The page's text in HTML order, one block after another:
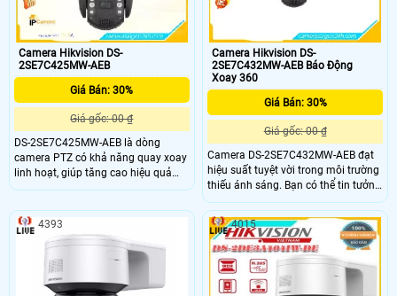
Camera Hikvision DS-
2SE7C425MW-AEB
Giá Bán: 30%
Giá gốc: 00 ₫
DS-2SE7C425MW-AEB là dòng
camera PTZ có khả năng quay xoay
linh hoạt, giúp tăng cao hiệu quả
giám sát an ninh. Hình ảnh sắc nét
của hình ảnh của các vật trong tầm
quan sát của con camera, cùng với
nhiều tính năng thông minh cho
bạn sự an toàn khi có va chạm.
Camera Hikvision DS-
2SE7C432MW-AEB Báo Động
Xoay 360
Giá Bán: 30%
Giá gốc: 00 ₫
Camera DS-2SE7C432MW-AEB đạt
hiệu suất tuyệt vời trong môi trường
thiếu ánh sáng. Bạn có thể tin tưởng
rằng hình ảnh sẽ được ghi lại chất
lượng và rõ ràng ngay cả trong điều
kiện ánh sáng yếu.
4393 4015